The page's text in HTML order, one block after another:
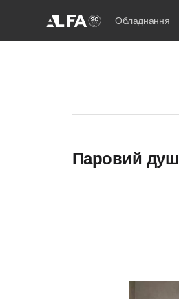
Обладнання
Паровий душ